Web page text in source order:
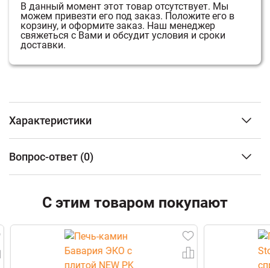
В данный момент этот товар отсутствует. Мы
можем привезти его под заказ. Положите его в
корзину, и оформите заказ. Наш менеджер
свяжеться с Вами и обсудит условия и сроки
доставки.
Характеристики
Расположение
Материал топки
Тип дверцы
Панорамная
Наличие варочной поверхности
Нет
Наличие теплообменника
Вопрос-ответ (0)
Email
С этим товаром покупают